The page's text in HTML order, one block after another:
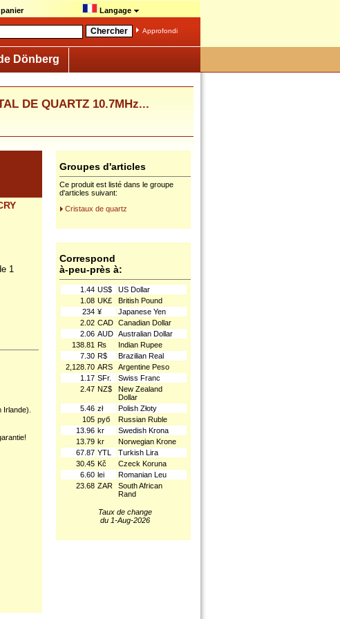
Langage
Approfondi
Dönberg
DE QUARTZ 10.7MHz...
1
Groupes d'articles
Ce produit est listé dans le groupe
d'articles suivant:
Cristaux de quartz
Correspond
à-peu-près à:
1.44 US$
US Dollar
1.08 UK£
British Pound
234 ¥
Japanese Yen
2.02 CAD Canadian Dollar
2.06 AUD Australian Dollar
138.81 ₨
Indian Rupee
7.30 R$
Brazilian Real
2,128.70 ARS
Argentine Peso
1.17 SFr.
Swiss Franc
2.47 NZ$
New Zealand
Dollar
5.46 zł
Polish Złoty
105 руб
Russian Ruble
13.96 kr
Swedish Krona
13.79 kr
Norwegian Krone
67.87 YTL
Turkish Lira
30.45 Kč
Czeck Koruna
6.60 lei
Romanian Leu
23.68 ZAR
South African
Rand
Taux de change
du 1-Aug-2026